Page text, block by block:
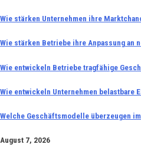
Skip
content
Wie stärken Unternehmen ihre
Wie stärken Betriebe ihre Anpassung an
Wie entwickeln Betriebe tragfähige
Wie entwickeln Unternehmen belastbare
Welche Geschäftsmodelle überzeugen
August 7, 2026